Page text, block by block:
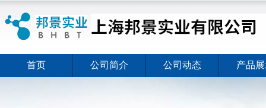
首页 公司简介 公司动态 产品